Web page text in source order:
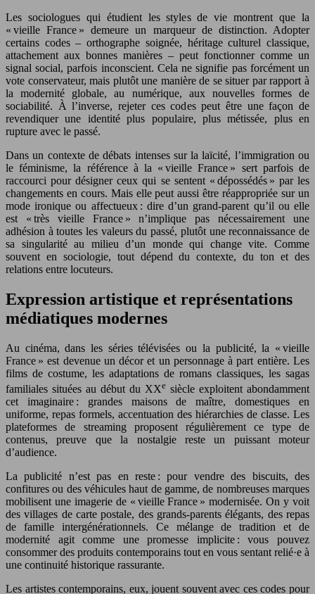
Les sociologues qui étudient les styles de vie montrent que la
« vieille France » demeure un marqueur de distinction. Adopter
certains codes – orthographe soignée, héritage culturel classique,
attachement aux bonnes manières – peut fonctionner comme un
signal social, parfois inconscient. Cela ne signifie pas forcément un
vote conservateur, mais plutôt une manière de se situer par rapport à
la modernité globale, au numérique, aux nouvelles formes de
sociabilité. À l’inverse, rejeter ces codes peut être une façon de
revendiquer une identité plus populaire, plus métissée, plus en
rupture avec le passé.
Dans un contexte de débats intenses sur la laïcité, l’immigration ou
le féminisme, la référence à la « vieille France » sert parfois de
raccourci pour désigner ceux qui se sentent « dépossédés » par les
changements en cours. Mais elle peut aussi être réappropriée sur un
mode ironique ou affectueux : dire d’un grand-parent qu’il ou elle
est « très vieille France » n’implique pas nécessairement une
adhésion à toutes les valeurs du passé, plutôt une reconnaissance de
sa singularité au milieu d’un monde qui change vite. Comme
souvent en sociologie, tout dépend du contexte, du ton et des
relations entre locuteurs.
Expression artistique et représentations
médiatiques modernes
Au cinéma, dans les séries télévisées ou la publicité, la « vieille
France » est devenue un décor et un personnage à part entière. Les
films de costume, les adaptations de romans classiques, les sagas
familiales situées au début du XXe siècle exploitent abondamment
cet imaginaire : grandes maisons de maître, domestiques en
uniforme, repas formels, accentuation des hiérarchies de classe. Les
plateformes de streaming proposent régulièrement ce type de
contenus, preuve que la nostalgie reste un puissant moteur
d’audience.
La publicité n’est pas en reste : pour vendre des biscuits, des
confitures ou des véhicules haut de gamme, de nombreuses marques
mobilisent une imagerie de « vieille France » modernisée. On y voit
des villages de carte postale, des grands-parents élégants, des repas
de famille intergénérationnels. Ce mélange de tradition et de
modernité agit comme une promesse implicite : vous pouvez
consommer des produits contemporains tout en vous sentant relié·e à
une continuité historique rassurante.
Les artistes contemporains, eux, jouent souvent avec ces codes pour